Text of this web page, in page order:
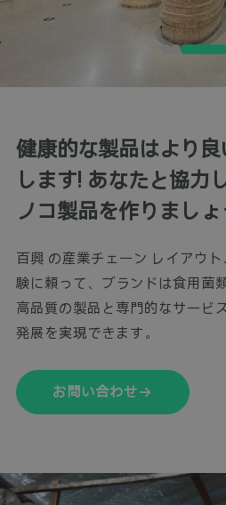
健康的な製品はより
します! あなたと協力
ノコ製品を作りましょ
百興 の産業チェーン レイアウ
験に頼って、ブランドは食用菌
高品質の製品と専門的なサービ
発展を実現できます。
お問い合わせ